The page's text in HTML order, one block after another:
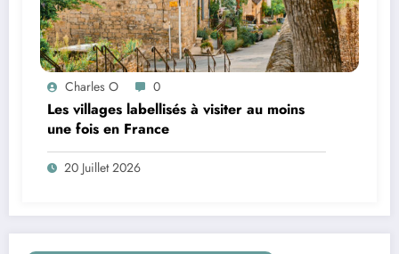
Charles O 0
Les villages labellisés à visiter au moins
une fois en France
20 Juillet 2026